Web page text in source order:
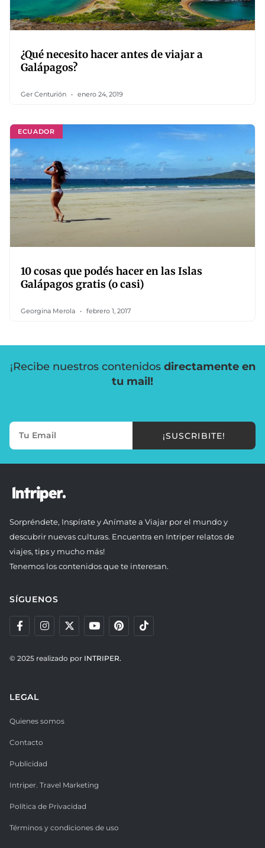
¿Qué necesito hacer antes de viajar a
Galápagos?
Ger Centurión enero 24, 2019
ECUADOR
10 cosas que podés hacer en las Islas
Galápagos gratis (o casi)
Georgina Merola febrero 1, 2017
¡Recibe nuestros contenidos directamente en
tu mail!
¡SUSCRIBITE!
Sorpréndete, Inspírate y Anímate a Viajar por el mundo y
descubrir nuevas culturas. Encuentra en Intriper relatos de
viajes, tips y mucho más!
Tenemos los contenidos que te interesan.
SÍGUENOS
© 2025 realizado por INTRIPER.
LEGAL
Quienes somos
Contacto
Publicidad
Intriper. Travel Marketing
Política de Privacidad
Términos y condiciones de uso